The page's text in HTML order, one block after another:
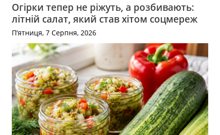
Огірки тепер не ріжуть, а розбивають:
літній салат, який став хітом соцмереж
П’ятниця, 7 Серпня, 2026